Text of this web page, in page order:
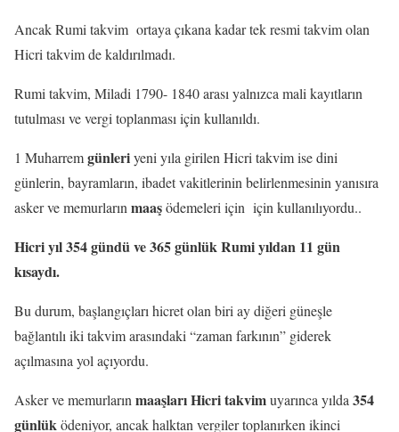
Ancak Rumi takvim ortaya çıkana kadar tek resmi takvim olan
Hicri takvim de kaldırılmadı.
Rumi takvim, Miladi 1790- 1840 arası yalnızca mali kayıtların
tutulması ve vergi toplanması için kullanıldı.
1 Muharremgünleriyeni yıla girilen Hicri takvim ise dini
günlerin, bayramların, ibadet vakitlerinin belirlenmesinin yanısıra
asker ve memurların maaşödemeleri için için kullanılıyordu..
Hicri yıl 354 gündü ve 365 günlük Rumi yıldan 11 gün
kısaydı.
Bu durum, başlangıçları hicret olan biri ay diğeri güneşle
bağlantılı iki takvim arasındaki “zaman farkının” giderek
açılmasına yol açıyordu.
Asker ve memurların maaşları Hicri takvimuyarınca yılda 354
günlüködeniyor, ancak halktan vergiler toplanırken ikinci